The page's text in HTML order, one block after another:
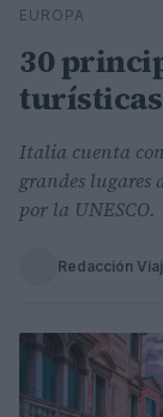
Buscar
EUROPA
30
Italia cuenta
grandes
por la UNESCO.
Redacción